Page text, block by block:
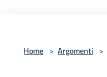
Home > Argomenti >